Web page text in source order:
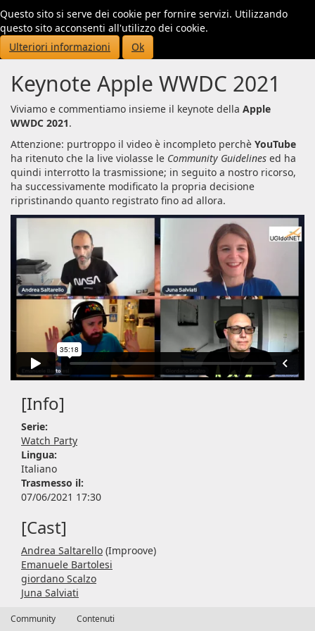
Questo sito si serve dei cookie per fornire servizi. Utilizzando
questo sito acconsenti all'utilizzo dei cookie.
Ulteriori informazioni
Ok
Keynote Apple WWDC 2021
Viviamo e commentiamo insieme il keynote della Apple
WWDC 2021.
Attenzione: purtroppo il video è incompleto perchè YouTube
ha ritenuto che la live violasse le Community Guidelines ed ha
quindi interrotto la trasmissione; in seguito a nostro ricorso,
ha successivamente modificato la propria decisione
ripristinando quanto registrato fino ad allora.
[Info]
Serie:
Watch Party
Lingua:
Italiano
Trasmesso il:
07/06/2021 17:30
[Cast]
Andrea Saltarello (Improove)
Emanuele Bartolesi
giordano Scalzo
Juna Salviati
Community Contenuti